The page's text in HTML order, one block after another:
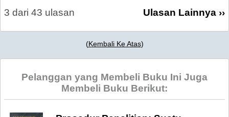
3 dari 43 ulasan Ulasan Lainnya ››
(Kembali Ke Atas)
Pelanggan yang Membeli Buku Ini Juga
Membeli Buku Berikut: